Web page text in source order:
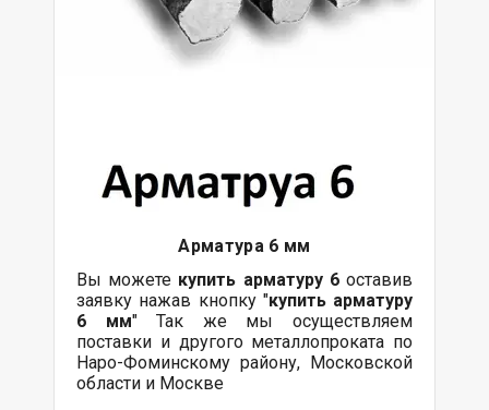
Арматура 6 мм
Вы можете купить арматуру 6оставив
заявку нажав кнопку "купить арматуру
6 мм" Так же мы осуществляем
поставки и другого металлопроката по
Наро-Фоминскому району, Московской
области и Москве